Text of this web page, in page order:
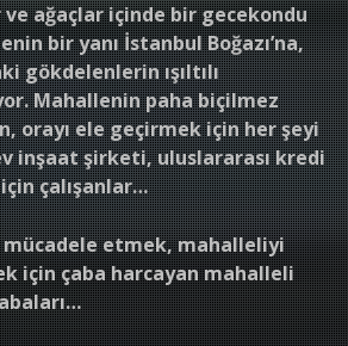
ağaçlar içinde bir gecekondu
bir yanı İstanbul Boğazı’na,
gökdelenlerin ışıltılı
Mahallenin paha biçilmez
orayı ele geçirmek için her şeyi
inşaat şirketi, uluslararası kredi
çalışanlar…
etmek, mahalleliyi
için çaba harcayan mahalleli